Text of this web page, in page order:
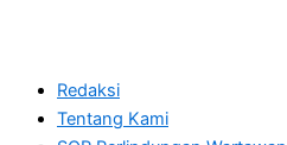
Redaksi
Tentang Kami